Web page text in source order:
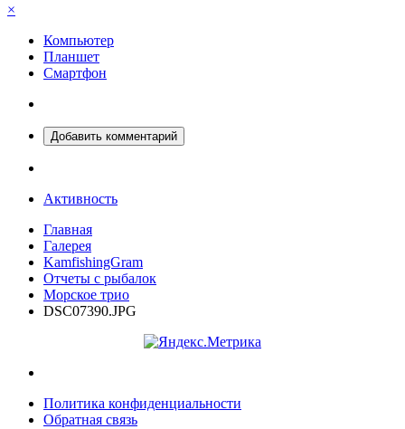
×
Компьютер
Планшет
Смартфон
Добавить комментарий
Активность
Главная
Галерея
KamfishingGram
Отчеты с рыбалок
Морское трио
DSC07390.JPG
Политика конфиденциальности
Обратная связь